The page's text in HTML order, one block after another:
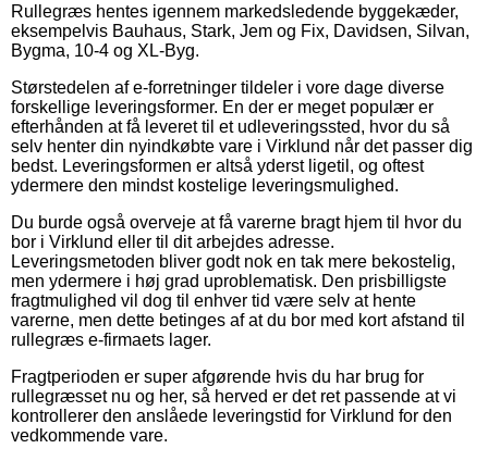
Rullegræs hentes igennem markedsledende byggekæder,
eksempelvis Bauhaus, Stark, Jem og Fix, Davidsen, Silvan,
Bygma, 10-4 og XL-Byg.
Størstedelen af e-forretninger tildeler i vore dage diverse
forskellige leveringsformer. En der er meget populær er
efterhånden at få leveret til et udleveringssted, hvor du så
selv henter din nyindkøbte vare i Virklund når det passer dig
bedst. Leveringsformen er altså yderst ligetil, og oftest
ydermere den mindst kostelige leveringsmulighed.
Du burde også overveje at få varerne bragt hjem til hvor du
bor i Virklund eller til dit arbejdes adresse.
Leveringsmetoden bliver godt nok en tak mere bekostelig,
men ydermere i høj grad uproblematisk. Den prisbilligste
fragtmulighed vil dog til enhver tid være selv at hente
varerne, men dette betinges af at du bor med kort afstand til
rullegræs e-firmaets lager.
Fragtperioden er super afgørende hvis du har brug for
rullegræsset nu og her, så herved er det ret passende at vi
kontrollerer den anslåede leveringstid for Virklund for den
vedkommende vare.